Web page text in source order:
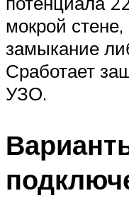
мокрой
замыкание
Сработает
УЗО.